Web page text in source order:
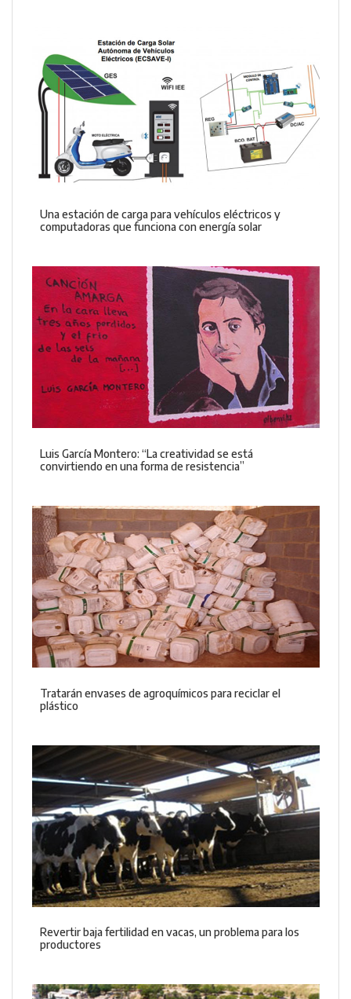
Una estación de carga para vehículos eléctricos y
computadoras que funciona con energía solar
Luis García Montero: “La creatividad se está
convirtiendo en una forma de resistencia”
Tratarán envases de agroquímicos para reciclar el
plástico
Revertir baja fertilidad en vacas, un problema para los
productores